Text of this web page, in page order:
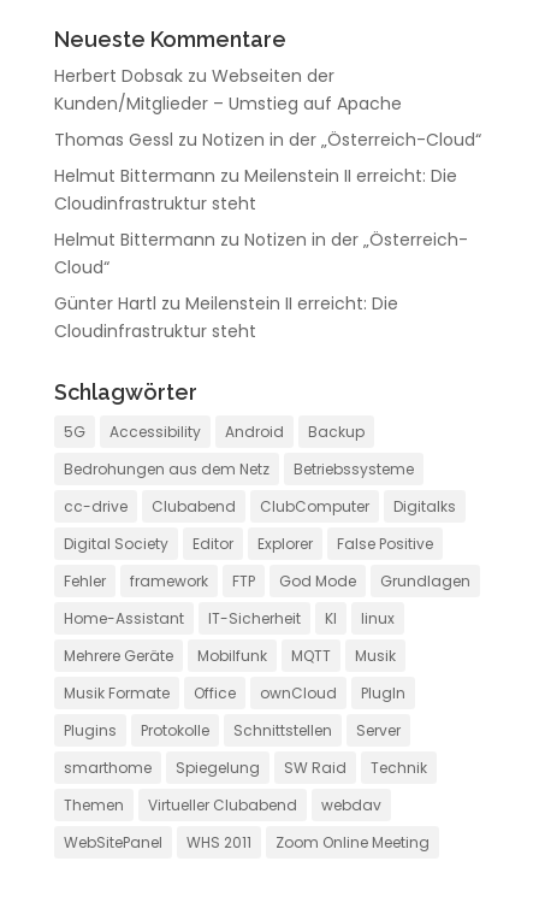
Neueste Kommentare
Herbert Dobsakzu Webseiten der
Kunden/Mitglieder – Umstieg auf Apache
Thomas Gessl zu Notizen in der „Österreich-Cloud“
Helmut Bittermann zu Meilenstein II erreicht: Die
Cloudinfrastruktur steht
Helmut Bittermann zu Notizen in der „Österreich-
Cloud“
Günter Hartl zu Meilenstein II erreicht: Die
Cloudinfrastruktur steht
Schlagwörter
5G Accessibility Android
Backup
Bedrohungen aus dem Netz
Betriebssysteme
cc-drive
Clubabend ClubComputer
Digitalks
Digital Society
Editor Explorer
False Positive
Fehler
framework FTP God Mode
Grundlagen
Home-Assistant
IT-Sicherheit KI
linux
Mehrere Geräte
Mobilfunk MQTT
Musik
Musik Formate
Office ownCloud
PlugIn
Plugins
Protokolle Schnittstellen
Server
smarthome
Spiegelung SW Raid
Technik
Themen
Virtueller Clubabend
webdav
WebSitePanel
WHS 2011 Zoom Online Meeting